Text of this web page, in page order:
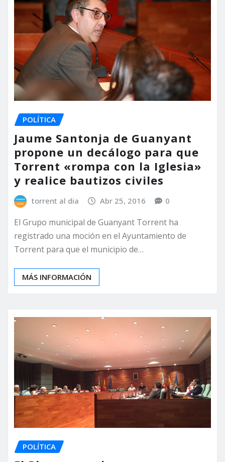
POLÍTICA
Jaume Santonja de Guanyant
propone un decálogo para que
Torrent «rompa con la Iglesia»
y realice bautizos civiles
torrent al dia Abr 25, 2016 0
El Grupo municipal de Guanyant Torrent ha
registrado una moción en el Ayuntamiento de
Torrent para que el municipio de…
MÁS INFORMACIÓN
POLÍTICA